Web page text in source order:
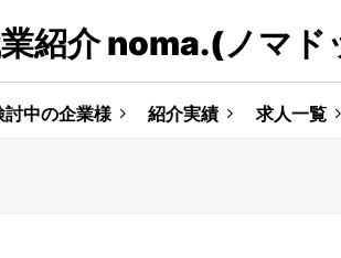
紹介 noma.(ノマド
討中の企業様 紹介実績 求人一覧